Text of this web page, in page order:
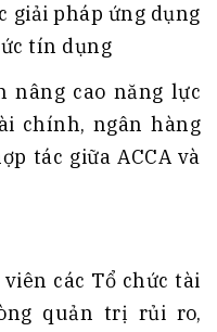
giải pháp ứng dụng
tín dụng
nâng cao năng lực
chính, ngân hàng
tác giữa ACCA và
các Tổ chức tài
quản trị rủi ro,